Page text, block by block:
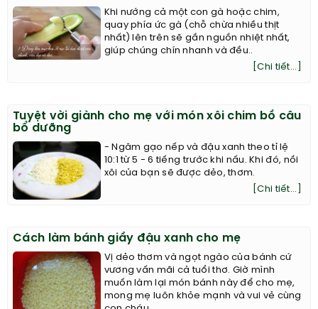
Khi nướng cả một con gà hoặc chim,
quay phía ức gà (chỗ chừa nhiều thịt
nhất) lên trên sẽ gần nguồn nhiệt nhất,
giúp chúng chín nhanh và đều..
[Chi tiết...]
Tuyệt vời giành cho mẹ với món xôi chim bồ câu
bổ dưỡng
- Ngâm gạo nếp và đậu xanh theo tỉ lệ
10:1 từ 5 - 6 tiếng trước khi nấu. Khi đó, nồi
xôi của bạn sẽ được dẻo, thơm.
[Chi tiết...]
Cách làm bánh giầy đậu xanh cho mẹ
Vị dẻo thơm và ngọt ngào của bánh cứ
vương vấn mãi cả tuổi thơ. Giờ mình
muốn làm lại món bánh này để cho mẹ,
mong mẹ luôn khỏe mạnh và vui vẻ cùng